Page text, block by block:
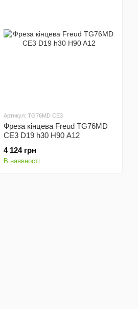
Артикул: TG76MD CE3
Фреза кінцева Freud TG76MD
CE3 D19 h30 H90 A12
4 124 грн
В наявності